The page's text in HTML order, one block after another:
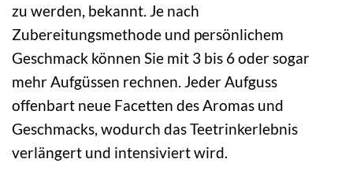
zu werden, bekannt. Je nach
Zubereitungsmethode und persönlichem
Geschmack können Sie mit 3 bis 6 oder sogar
mehr Aufgüssen rechnen. Jeder Aufguss
offenbart neue Facetten des Aromas und
Geschmacks, wodurch das Teetrinkerlebnis
verlängert und intensiviert wird.